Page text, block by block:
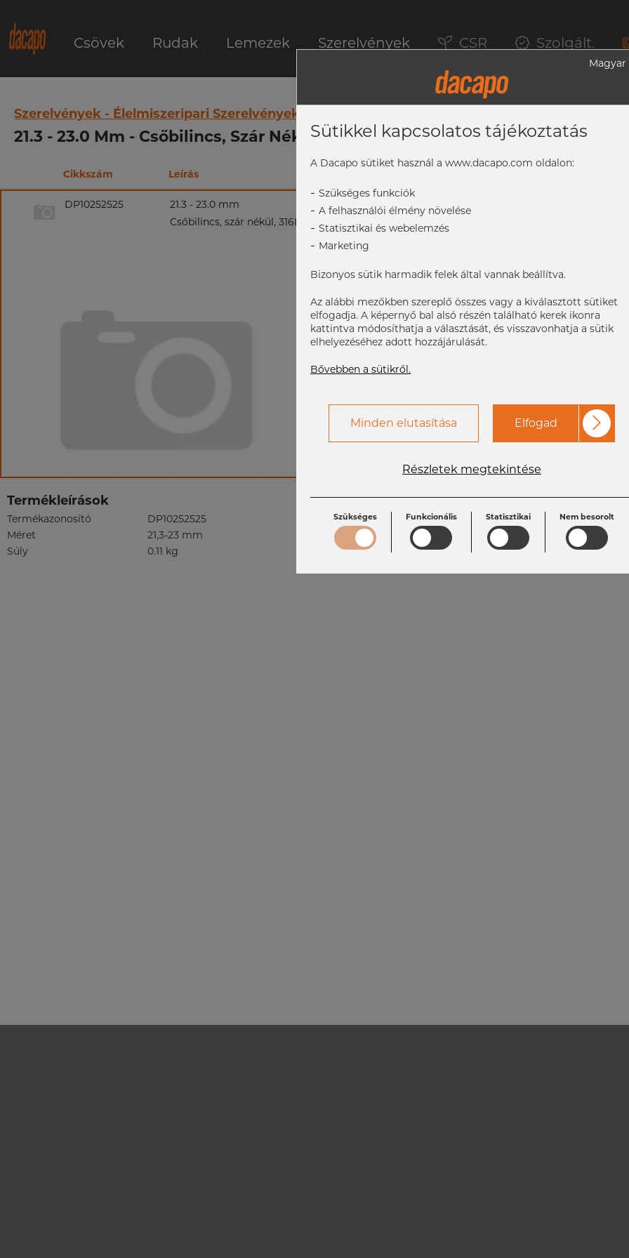
Csövek Rudak Lemezek Szerelvények CSR Szolgált.
Szerelvények - Élelmiszeripari Szerelvények
21.3 - 23.0 Mm - Csőbilincs, Szár Nékül, 316L
Cikkszám Leírás
DP10252525
21.3 - 23.0 mm
Csőbilincs, szár nékül, 316L
Termékleírások
Termékazonosító
DP10252525
Méret
21,3-23 mm
Súly
0.11 kg
Magyar
Sütikkel kapcsolatos tájékoztatás
A Dacapo sütiket használ a www.dacapo.com oldalon:
- Szükséges funkciók
- A felhasználói élmény növelése
- Statisztikai és webelemzés
- Marketing
Bizonyos sütik harmadik felek által vannak beállítva.
Az alábbi mezőkben szereplő összes vagy a kiválasztott sütiket
elfogadja. A képernyő bal alsó részén található kerek ikonra
kattintva módosíthatja a választását, és visszavonhatja a sütik
elhelyezéséhez adott hozzájárulását.
Bővebben a sütikről.
Minden elutasítása Elfogad
Részletek megtekintése
Szükséges Funkcionális Statisztikai Nem besorolt